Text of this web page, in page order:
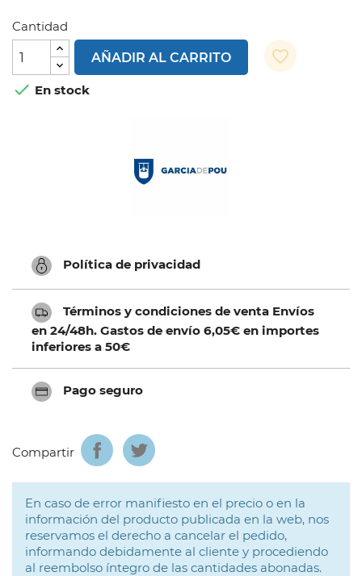
Cantidad
AÑADIR AL CARRITO
favorite_border
 En stock
Política de privacidad
Términos y condiciones de venta Envíos
en 24/48h. Gastos de envío 6,05€ en importes
inferiores a 50€
Pago seguro
Compartir
En caso de error manifiesto en el precio o en la
información del producto publicada en la web, nos
reservamos el derecho a cancelar el pedido,
informando debidamente al cliente y procediendo
al reembolso íntegro de las cantidades abonadas.